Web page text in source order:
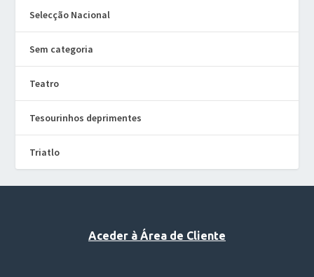
Selecção Nacional
Sem categoria
Teatro
Tesourinhos deprimentes
Triatlo
Aceder à Área de Cliente